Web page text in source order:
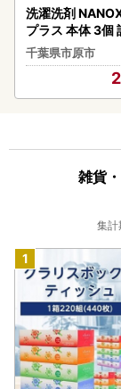
洗濯洗剤
プラス 本体 3個
個
千葉県市原市
雑貨
集